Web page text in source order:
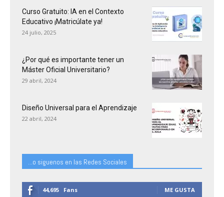
Curso Gratuito: IA en el Contexto
Educativo ¡Matricúlate ya!
24 julio, 2025
¿Por qué es importante tener un
Máster Oficial Universitario?
29 abril, 2024
Diseño Universal para el Aprendizaje
22 abril, 2024
...o siguenos en las Redes Sociales
44,695 Fans ME GUSTA